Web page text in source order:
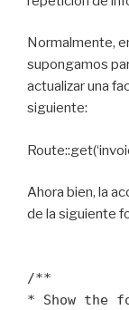
Normalmente,
supongamos
actualizar una
siguiente:
Ahora bien, la
de la siguiente
/**
* Show the